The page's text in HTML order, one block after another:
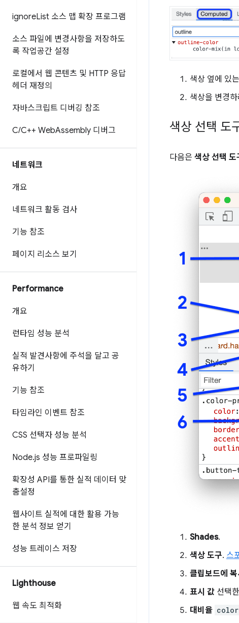
ignoreList 소스 맵 확장 프로그램
소스 파일에 변경사항을 저장하도
록 작업공간 설정
로컬에서 웹 콘텐츠 및 HTTP 응답
헤더 재정의
자바스크립트 디버깅 참조
C/C++ WebAssembly 디버그
네트워크
개요
네트워크 활동 검사
기능 참조
페이지 리소스 보기
Performance
개요
런타임 성능 분석
실적 발견사항에 주석을 달고 공
유하기
기능 참조
타임라인 이벤트 참조
CSS 선택자 성능 분석
Node.js 성능 프로파일링
확장성 API를 통한 실적 데이터 맞
춤설정
웹사이트 실적에 대한 활용 가능
한 분석 정보 얻기
성능 트레이스 저장
Lighthouse
웹 속도 최적화
색상 옆에 있
색상을 변경하
색상 선택 도
다음은 색상 선택 도
Shades.
색상 도구. 스
클립보드에
표시 값 선택
대비율 color